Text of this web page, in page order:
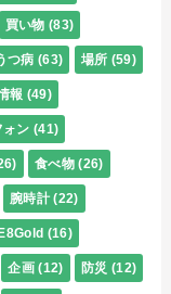
買い物 (83)
つ病 (63) 場所 (59)
報 (49)
ォン (41)
食べ物 (26)
腕時計 (22)
(16)
企画 (12) 防災 (12)